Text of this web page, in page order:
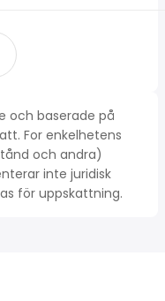
och baserade på
For enkelhetens
och andra)
inte juridisk
för uppskattning.